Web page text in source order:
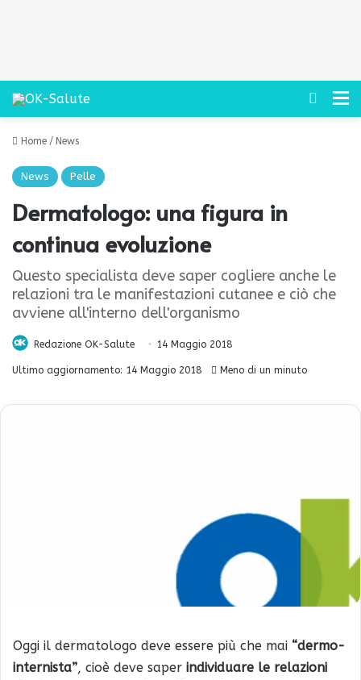
Cerca
Home / News
News Pelle
Dermatologo: una figura in
continua evoluzione
Questo specialista deve saper cogliere anche le
relazioni tra le manifestazioni cutanee e ciò che
avviene all'interno dell'organismo
Redazione OK-Salute 14 Maggio 2018
Ultimo aggiornamento: 14 Maggio 2018 Meno di un minuto
Oggi il dermatologo deve essere più che mai “dermo-
internista”, cioè deve saper individuare le relazioni